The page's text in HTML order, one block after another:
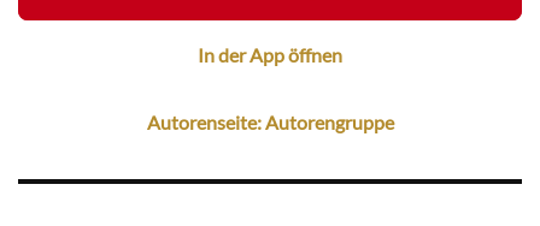
In der App öffnen
Autorenseite: Autorengruppe